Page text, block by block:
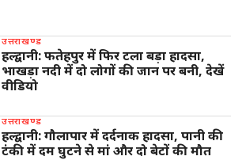
उत्तराखण्ड
हल्द्वानी: फतेहपुर में फिर टला बड़ा हादसा,
भाखड़ा नदी में दो लोगों की जान पर बनी, देखें
वीडियो
उत्तराखण्ड
हल्द्वानी: गौलापार में दर्दनाक हादसा, पानी की
टंकी में दम घुटने से मां और दो बेटों की मौत